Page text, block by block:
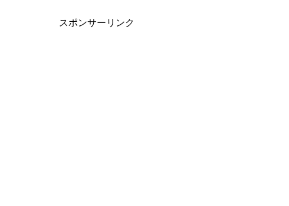
スポンサーリンク